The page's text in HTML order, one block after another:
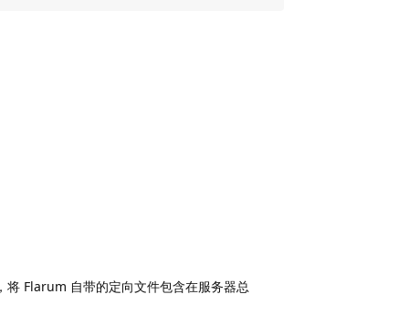
将 Flarum 自带的定向文件包含在服务器总